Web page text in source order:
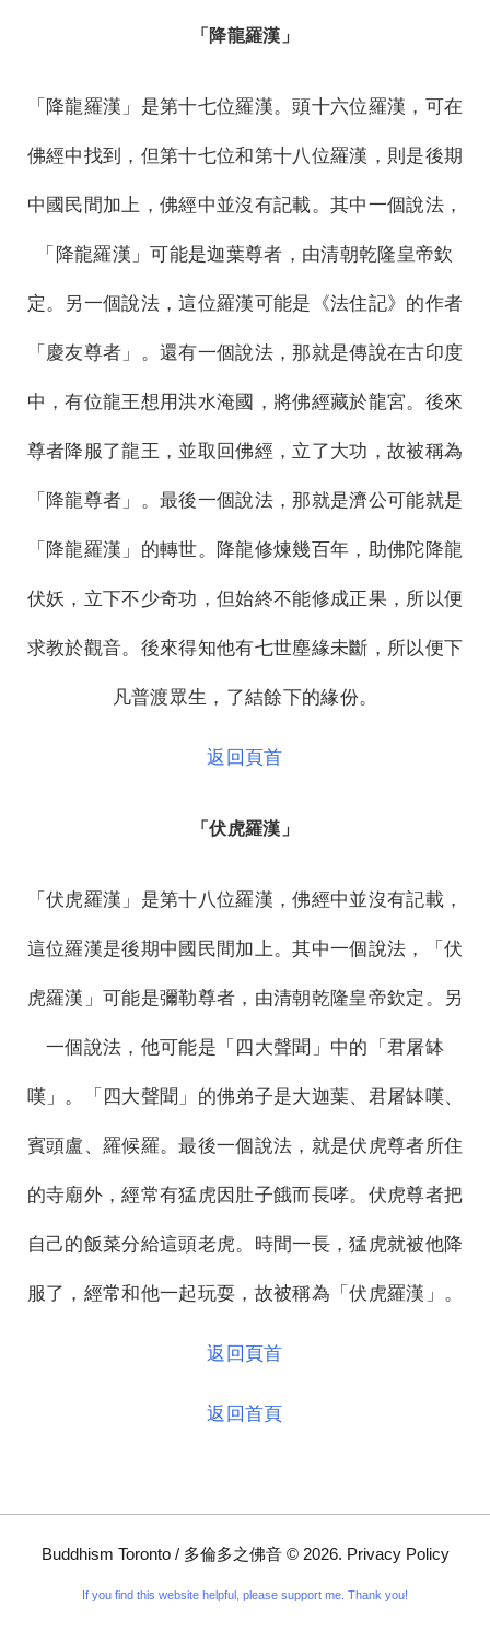
「降龍羅漢」
「降龍羅漢」是第十七位羅漢。頭十六位羅漢，可在
佛經中找到，但第十七位和第十八位羅漢，則是後期
中國民間加上，佛經中並沒有記載。其中一個說法，
「降龍羅漢」可能是迦葉尊者，由清朝乾隆皇帝欽
定。另一個說法，這位羅漢可能是《法住記》的作者
「慶友尊者」。還有一個說法，那就是傳說在古印度
中，有位龍王想用洪水淹國，將佛經藏於龍宮。後來
尊者降服了龍王，並取回佛經，立了大功，故被稱為
「降龍尊者」。最後一個說法，那就是濟公可能就是
「降龍羅漢」的轉世。降龍修煉幾百年，助佛陀降龍
伏妖，立下不少奇功，但始終不能修成正果，所以便
求教於觀音。後來得知他有七世塵緣未斷，所以便下
凡普渡眾生，了結餘下的緣份。
返回頁首
「伏虎羅漢」
「伏虎羅漢」是第十八位羅漢，佛經中並沒有記載，
這位羅漢是後期中國民間加上。其中一個說法，「伏
虎羅漢」可能是彌勒尊者，由清朝乾隆皇帝欽定。另
一個說法，他可能是「四大聲聞」中的「君屠缽
嘆」。「四大聲聞」的佛弟子是大迦葉、君屠缽嘆、
賓頭盧、羅候羅。最後一個說法，就是伏虎尊者所住
的寺廟外，經常有猛虎因肚子餓而長哮。伏虎尊者把
自己的飯菜分給這頭老虎。時間一長，猛虎就被他降
服了，經常和他一起玩耍，故被稱為「伏虎羅漢」。
返回頁首
返回首頁
Buddhism Toronto / 多倫多之佛音© 2026. Privacy Policy
If you find this website helpful, please support me. Thank you!